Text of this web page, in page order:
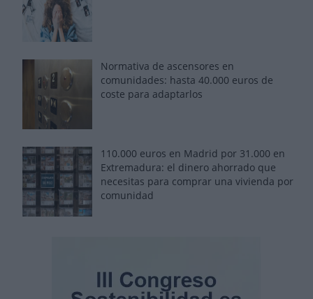
Normativa de ascensores en
comunidades: hasta 40.000 euros de
coste para adaptarlos
110.000 euros en Madrid por 31.000 en
Extremadura: el dinero ahorrado que
necesitas para comprar una vivienda por
comunidad